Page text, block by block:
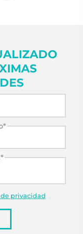
privacidad